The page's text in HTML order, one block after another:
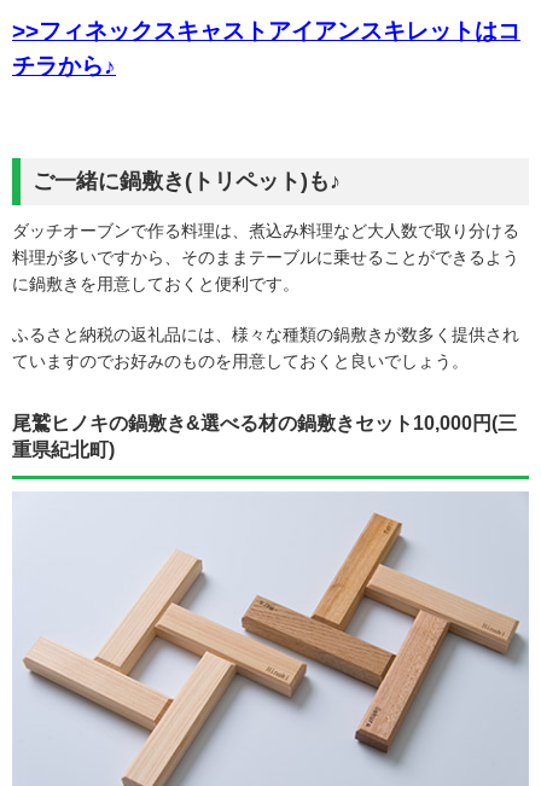
>>フィネックスキャストアイアンスキレットはコ
チラから♪
ご一緒に鍋敷き(トリペット)も♪
ダッチオーブンで作る料理は、煮込み料理など大人数で取り分ける
料理が多いですから、そのままテーブルに乗せることができるよう
に鍋敷きを用意しておくと便利です。
ふるさと納税の返礼品には、様々な種類の鍋敷きが数多く提供され
ていますのでお好みのものを用意しておくと良いでしょう。
尾鷲ヒノキの鍋敷き&選べる材の鍋敷きセット10,000円(三
重県紀北町)